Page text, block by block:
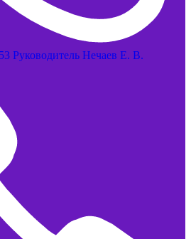
Руководитель Нечаев Е. В.